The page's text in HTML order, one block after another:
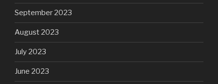
September 2023
August 2023
July 2023
June 2023